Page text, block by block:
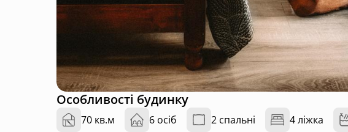
Особливості будинку
70 кв.м 6 осіб 2 спальні 4 ліжка